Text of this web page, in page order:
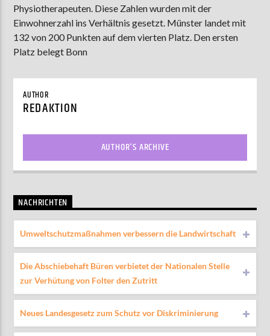
ZU HÖREN INMünster90,9 MHzSteinfurt103,9 MHz
Physiotherapeuten. Diese Zahlen wurden mit der
Einwohnerzahl ins Verhältnis gesetzt. Münster landet mit
132 von 200 Punkten auf dem vierten Platz. Den ersten
Platz belegt Bonn
AUTHOR
REDAKTION
AUTHOR'S ARCHIVE
NACHRICHTEN
Umweltschutzmaßnahmen verbessern die Landwirtschaft
Die Abschiebehaft Büren verbietet der Nationalen Stelle
zur Verhütung von Folter den Zutritt
Neues Landesgesetz zum Schutz vor Diskriminierung